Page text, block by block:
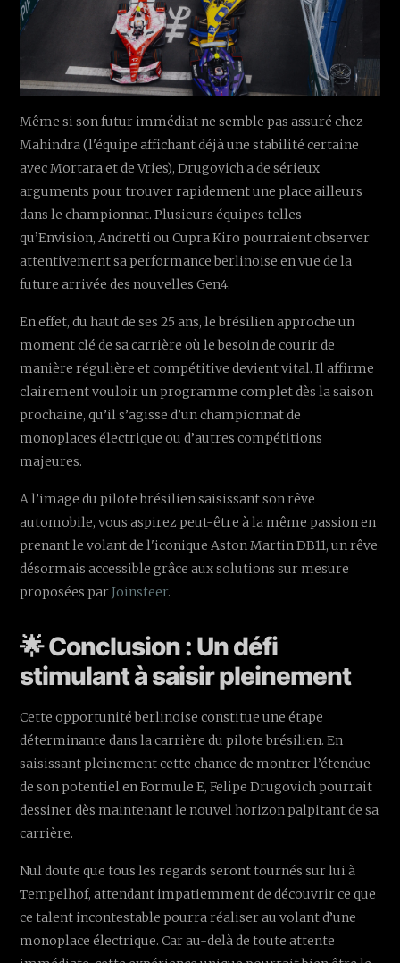
Même si son futur immédiat ne semble pas assuré chez
Mahindra (l'équipe affichant déjà une stabilité certaine
avec Mortara et de Vries), Drugovich a de sérieux
arguments pour trouver rapidement une place ailleurs
dans le championnat. Plusieurs équipes telles
qu’Envision, Andretti ou Cupra Kiro pourraient observer
attentivement sa performance berlinoise en vue de la
future arrivée des nouvelles Gen4.
En effet, du haut de ses 25 ans, le brésilien approche un
moment clé de sa carrière où le besoin de courir de
manière régulière et compétitive devient vital. Il affirme
clairement vouloir un programme complet dès la saison
prochaine, qu’il s’agisse d’un championnat de
monoplaces électrique ou d’autres compétitions
majeures.
A l’image du pilote brésilien saisissant son rêve
automobile, vous aspirez peut-être à la même passion en
prenant le volant de l'iconique Aston Martin DB11, un rêve
désormais accessible grâce aux solutions sur mesure
proposées parJoinsteer.
🌟 Conclusion : Un défi
stimulant à saisir pleinement
Cette opportunité berlinoise constitue une étape
déterminante dans la carrière du pilote brésilien. En
saisissant pleinement cette chance de montrer l’étendue
de son potentiel en Formule E, Felipe Drugovich pourrait
dessiner dès maintenant le nouvel horizon palpitant de sa
carrière.
Nul doute que tous les regards seront tournés sur lui à
Tempelhof, attendant impatiemment de découvrir ce que
ce talent incontestable pourra réaliser au volant d’une
monoplace électrique. Car au-delà de toute attente